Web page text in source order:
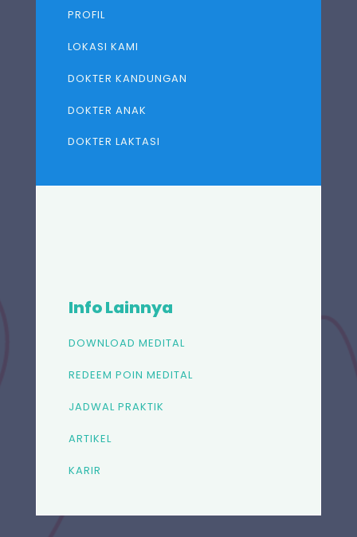
PROFIL
LOKASI KAMI
DOKTER KANDUNGAN
DOKTER ANAK
DOKTER LAKTASI
Info Lainnya
DOWNLOAD MEDITAL
REDEEM POIN MEDITAL
JADWAL PRAKTIK
ARTIKEL
KARIR